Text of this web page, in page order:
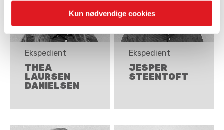
Kun nødvendige cookies
Ekspedient
THEA
LAURSEN
DANIELSEN
Ekspedient
JESPER
STEENTOFT